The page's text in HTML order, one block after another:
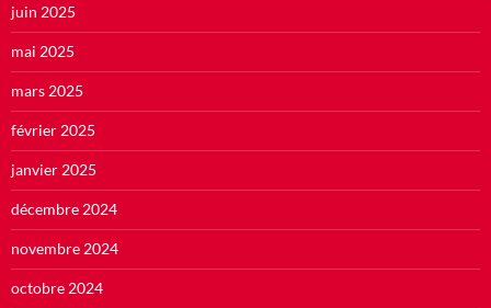
juin 2025
mai 2025
mars 2025
février 2025
janvier 2025
décembre 2024
novembre 2024
octobre 2024